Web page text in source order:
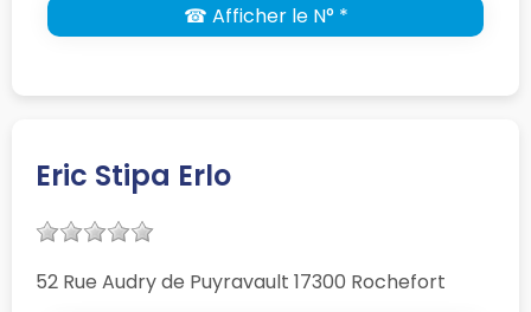
☎ Afficher le N° *
Eric Stipa Erlo
52 Rue Audry de Puyravault 17300 Rochefort